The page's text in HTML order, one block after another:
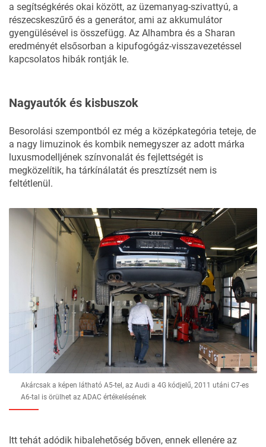
a segítségkérés okai között, az üzemanyag-szivattyú, a
részecskeszűrő és a generátor, ami az akkumulátor
gyengülésével is összefügg. Az Alhambra és a Sharan
eredményét elsősorban a kipufogógáz-visszavezetéssel
kapcsolatos hibák rontják le.
Nagyautók és kisbuszok
Besorolási szempontból ez még a középkategória teteje, de
a nagy limuzinok és kombik nemegyszer az adott márka
luxusmodelljének színvonalát és fejlettségét is
megközelítik, ha tárkínálatát és presztízsét nem is
feltétlenül.
Akárcsak a képen látható A5-tel, az Audi a 4G kódjelű, 2011 utáni C7-es
A6-tal is örülhet az ADAC értékelésének
Itt tehát adódik hibalehetőség bőven, ennek ellenére az